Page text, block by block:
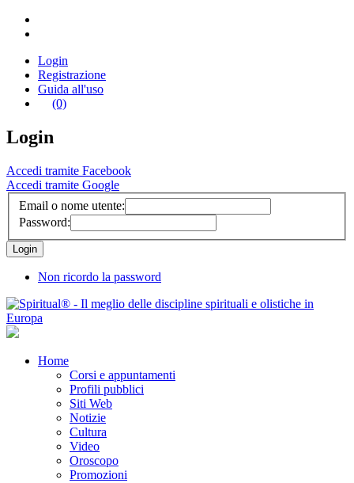
Login
Registrazione
Guida all'uso
(0)
Login
Accedi tramite Facebook
Accedi tramite Google
Email o nome utente:
Password:
Non ricordo la password
Home
Corsi e appuntamenti
Profili pubblici
Siti Web
Notizie
Cultura
Video
Oroscopo
Promozioni